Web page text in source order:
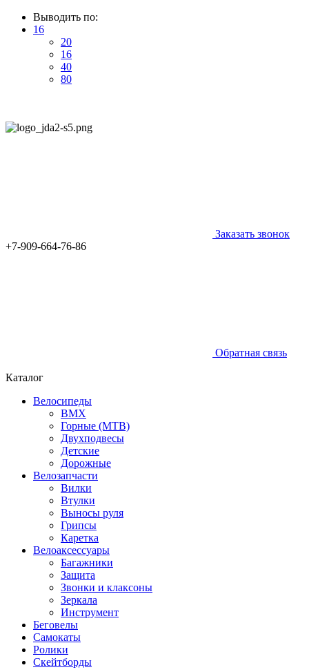
Выводить по:
16
20
16
40
80
Заказать звонок
+7-909-664-76-86
Обратная связь
Каталог
Велосипеды
BMX
Горные (MTB)
Двухподвесы
Детские
Дорожные
Велозапчасти
Вилки
Втулки
Выносы руля
Грипсы
Каретка
Велоаксессуары
Багажники
Защита
Звонки и клаксоны
Зеркала
Инструмент
Беговелы
Самокаты
Ролики
Скейтборды